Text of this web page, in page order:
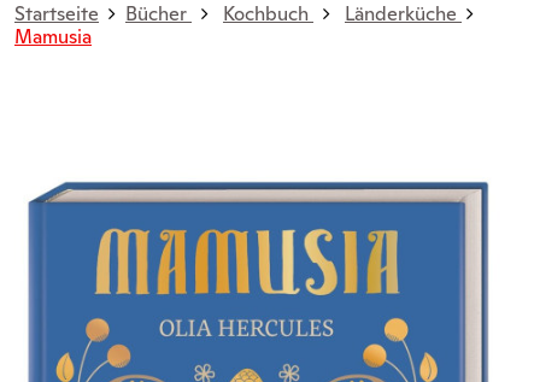
Startseite Bücher Kochbuch
Länderküche
Mamusia